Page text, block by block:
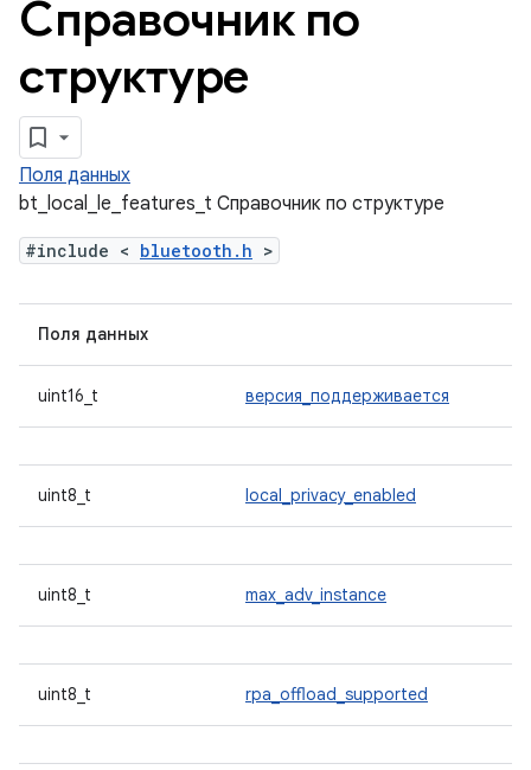
Справочник по
структуре
Поля данных
bt_local_le_features_t Справочник по структуре
#include < bluetooth.h >
Поля данных
uint16_t версия_поддерживается
uint8_t local_privacy_enabled
uint8_t max_adv_instance
uint8_t rpa_offload_supported